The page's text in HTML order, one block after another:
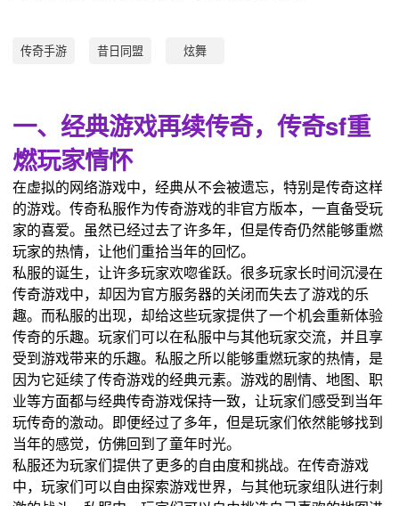
传奇手游 昔日同盟 炫舞
一、经典游戏再续传奇，传奇sf重
燃玩家情怀
在虚拟的网络游戏中，经典从不会被遗忘，特别是传奇这样
的游戏。传奇私服作为传奇游戏的非官方版本，一直备受玩
家的喜爱。虽然已经过去了许多年，但是传奇仍然能够重燃
玩家的热情，让他们重拾当年的回忆。
私服的诞生，让许多玩家欢唿雀跃。很多玩家长时间沉浸在
传奇游戏中，却因为官方服务器的关闭而失去了游戏的乐
趣。而私服的出现，却给这些玩家提供了一个机会重新体验
传奇的乐趣。玩家们可以在私服中与其他玩家交流，并且享
受到游戏带来的乐趣。私服之所以能够重燃玩家的热情，是
因为它延续了传奇游戏的经典元素。游戏的剧情、地图、职
业等方面都与经典传奇游戏保持一致，让玩家们感受到当年
玩传奇的激动。即便经过了多年，但是玩家们依然能够找到
当年的感觉，仿佛回到了童年时光。
私服还为玩家们提供了更多的自由度和挑战。在传奇游戏
中，玩家们可以自由探索游戏世界，与其他玩家组队进行刺